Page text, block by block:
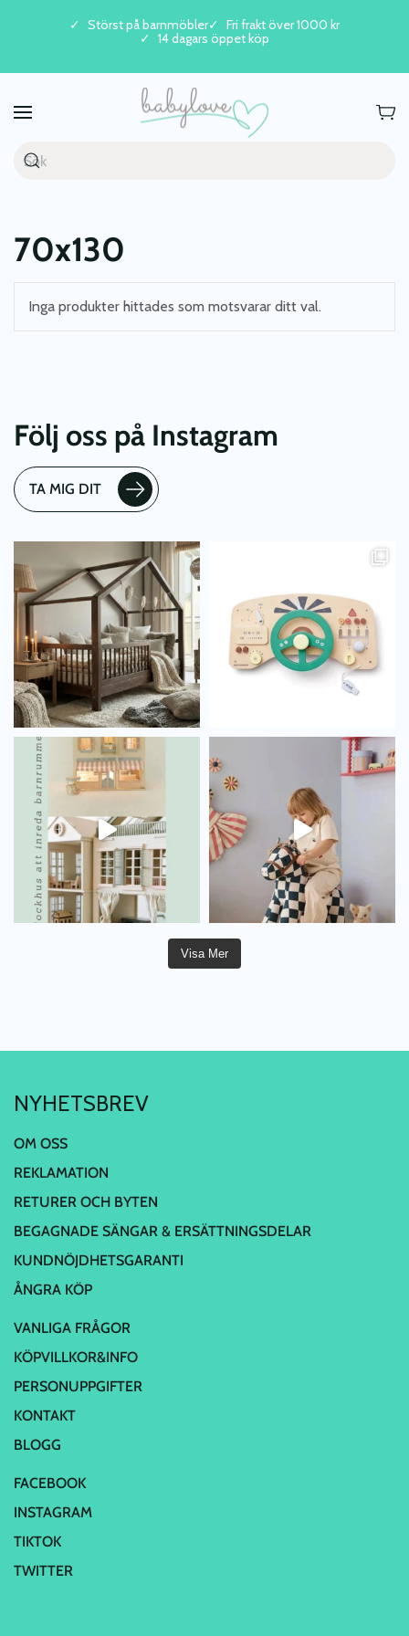
Skip to main content
Störst på barnmöbler
Fri frakt över 1000 kr
14 dagars öppet köp
70x130
Inga produkter hittades som motsvarar ditt val.
Följ oss på Instagram
TA MIG DIT
Visa Mer
NYHETSBREV
OM OSS
REKLAMATION
RETURER OCH BYTEN
BEGAGNADE SÄNGAR & ERSÄTTNINGSDELAR
KUNDNÖJDHETSGARANTI
ÅNGRA KÖP
VANLIGA FRÅGOR
KÖPVILLKOR&INFO
PERSONUPPGIFTER
KONTAKT
BLOGG
FACEBOOK
INSTAGRAM
TIKTOK
TWITTER